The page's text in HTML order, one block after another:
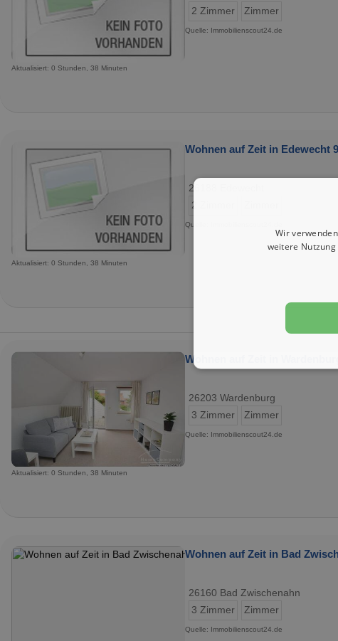
2 Zimmer
Zimmer
Quelle: Immobilienscout24.de
Aktualisiert: 0 Stunden, 38 Minuten
Wohnen auf Zeit in Edewecht
26188 Edewecht
2 Zimmer
Quelle: Immobilienscout24.de
Aktualisiert: 0 Stunden, 38 Minuten
Wohnen auf Zeit in Wardenburg
26203 Wardenburg
3 Zimmer
Zimmer
Quelle: Immobilienscout24.de
Aktualisiert: 0 Stunden, 38 Minuten
Wohnen auf Zeit in Bad
26160 Bad Zwischenahn
3 Zimmer
Zimmer
Quelle: Immobilienscout24.de
Wir
weitere